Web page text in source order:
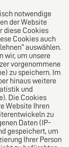
für die
notwendige
der Website
diese Cookies
Cookies auch
auswählen.
wir, um unsere
vorgenommene
zu speichern. Im
hinaus weitere
und
Die Cookies
Website Ihren
zu
Daten (IP-
gespeichert, um
Ihrer Person